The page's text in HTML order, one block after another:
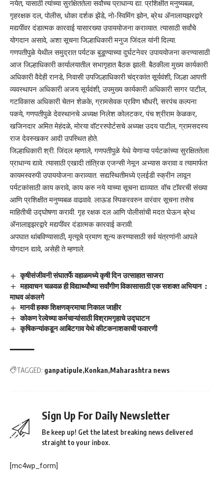
नयेत, यासाठी त्यांच्या सुरक्षिततेला सर्वोच्च प्राधान्य द्या. प्रशिक्षीत मनुष्यबळ,
गृहरक्षक दल, पोलीस, धोका दर्शक झेंडे, नो-स्विमिंग झोन, ब्रेथ ॲनालायझरद्वारे
मद्यपींवर दंडात्मक कारवाई यासारख्या उपाययोजना कराव्यात. त्यासाठी सर्वांचे
योगदान असावे, अशा सूचना जिल्हाधिकारी मनुज जिंदल यांनी दिल्या.
गणपतीपुळे येथील समुद्रात पर्यटक बुडूण्याच्या दुर्घटनेवर उपाययोजना करण्यासाठी
आज जिल्हाधिकारी कार्यालयातील सभागृहात बैठक झाली. बैठकीला मुख्य कार्यकारी
अधिकारी वैदेही रानडे, निवासी उपजिल्हाधिकारी चंद्रकांत सूर्यवंशी, जिल्हा आपत्ती
व्यवस्थापन अधिकारी अजय सूर्यवंशी, उपमुख्य कार्यकारी अधिकारी सागर पाटील,
गटविकास अधिकारी चेतन शेळके, ग्रामसेवक प्रविण चौधरी, सरपंच कल्पना
पकये, गणपतीपुळे देवस्थानचे अध्यक्ष निलेश कोलटकर, पंच श्रीराम केळकर,
खजिनदार अमित मेहंदळे, मोरया वॉटरस्पोर्टसचे अध्यक्ष उदय पाटील, ग्रामसदस्य
राज देवरुखकर आदी उपस्थित होते.
जिल्हाधिकारी श्री. जिंदल म्हणाले, गणपतीपुळे येथे येणाऱ्या पर्यटकांच्या सुरक्षिततेला
प्राधान्य द्यावे. त्यासाठी एखादी तांत्रिक एजन्सी नेमून अभ्यास करावा व त्यामार्फत
कायमस्वरुपी उपाययोजना कराव्यात. सद्यस्थितीमध्ये एलईडी स्क्रीन लावून
पर्यटकांसाठी काय करावे, काय करु नये याच्या सूचना द्याव्यात. वॉच टॉवरची संख्या
आणि प्रशिक्षीत मनुष्यबळ वाढवावे. लाऊड स्पिकरवरुन वारंवार सूचना तसेच
माहितीची उद्घोषणा करावी. गृह रक्षक दल आणि पोलीसांची मदत घेऊन ब्रेथ
ॲनालाइझरद्वारे मद्यपींवर दंडात्मक कारवाई करावी.
अपघात थांबविण्यासाठी, मृत्यूचे प्रमाण शून्य करण्यासाठी सर्व यंत्रणांनी आपले
योगदान द्यावे, असेही ते म्हणाले.
कृषीसंजीवनी संघातर्फे वहाळमध्ये कृषी दिन उत्साहात साजरा
महावाचन चळवळ ही विद्यार्थ्यांच्या सर्वांगीण विकासासाठी एक सशक्त अभियान :
माधव अंकलगे
मानवी हक्क शिक्षणक्रमाचा निकाल जाहीर
कोकण रेल्वेच्या कर्मचाऱ्यांसाठी विश्रामगृहाचे उद्घाटन
कृषिकन्यांकडून आबिटगाव येथे कीटकनाशकाची फवारणी
TAGGED: ganpatipule Konkan Maharashtra news
Sign Up For Daily Newsletter
Be keep up! Get the latest breaking news delivered
straight to your inbox.
[mc4wp_form]